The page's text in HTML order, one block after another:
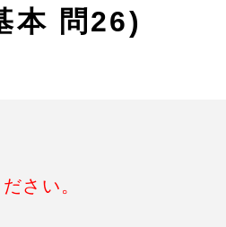
本 問26)
さい。